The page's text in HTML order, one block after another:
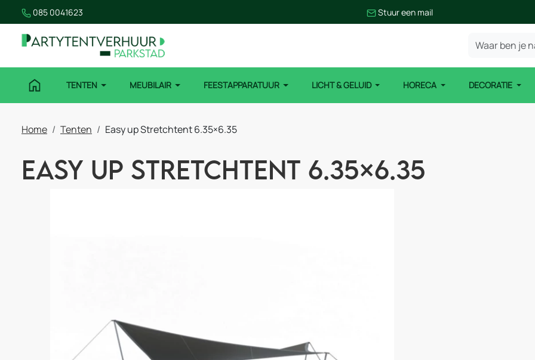
085 0041623 Stuur een mail
TENTEN MEUBILAIR FEESTAPPARATUUR LICHT & GELUID HORECA DECORATIE
Home Tenten Easy up Stretchtent 6.35×6.35
Easy up Stretchtent 6.35×6.35